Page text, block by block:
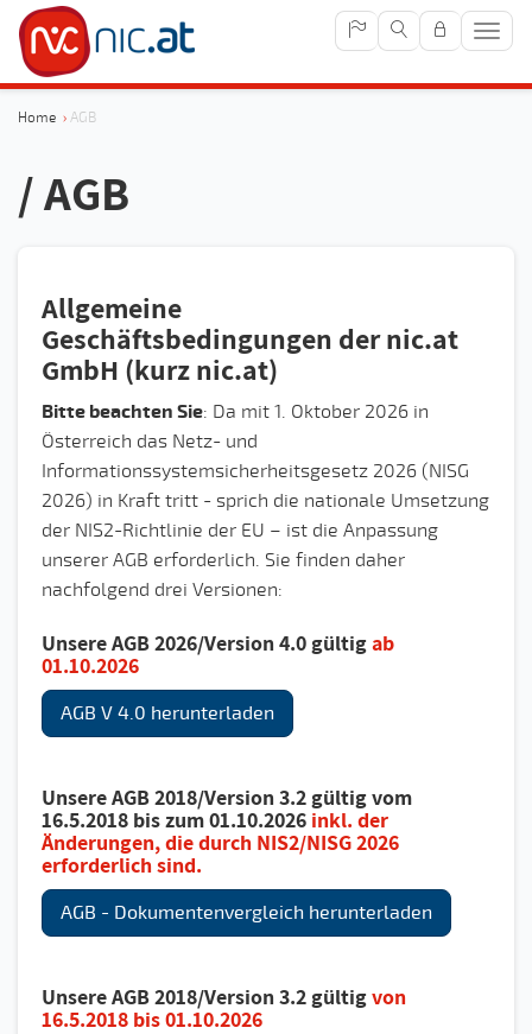
Home › AGB
/ AGB
Allgemeine
Geschäftsbedingungen der nic.at
GmbH (kurz nic.at)
Bitte beachten Sie: Da mit 1. Oktober 2026 in
Österreich das Netz- und
Informationssystemsicherheitsgesetz 2026 (NISG
2026) in Kraft tritt - sprich die nationale Umsetzung
der NIS2-Richtlinie der EU – ist die Anpassung
unserer AGB erforderlich. Sie finden daher
nachfolgend drei Versionen:
Unsere AGB 2026/Version 4.0 gültigab
01.10.2026
AGB V 4.0 herunterladen
Unsere AGB 2018/Version 3.2 gültig vom
16.5.2018 bis zum 01.10.2026 inkl. der
Änderungen, die durch NIS2/NISG 2026
erforderlich sind.
AGB - Dokumentenvergleich herunterladen
Unsere AGB 2018/Version 3.2 gültigvon
16.5.2018 bis 01.10.2026